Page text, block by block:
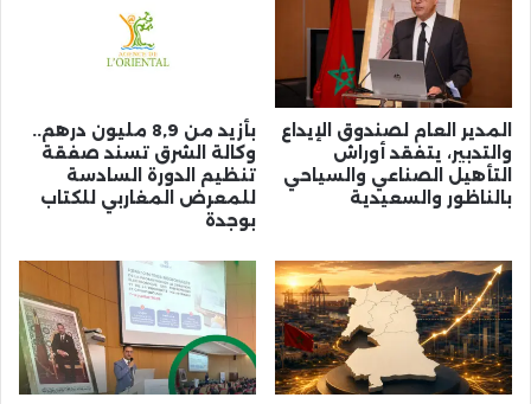
المدير العام لصندوق الإيداع
والتدبير، يتفقد أوراش
التأهيل الصناعي والسياحي
بالناظور والسعيدية
بأزيد من 8,9 مليون درهم..
وكالة الشرق تسند صفقة
تنظيم الدورة السادسة
للمعرض المغاربي للكتاب
بوجدة